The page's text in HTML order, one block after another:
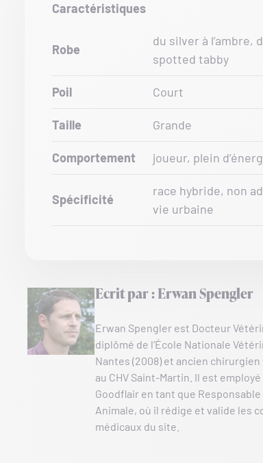
Caractéristiques
Robe
du silver à l’ambre,
spotted tabby
Poil Court
Taille Grande
Comportement joueur, plein
Spécificité
race hybride, non
vie urbaine
Ecrit par : Erwan Spengler
Erwan Spengler est Docteur
diplômé de l’École Nationale
Nantes (2008) et ancien
au CHV Saint-Martin. Il est employé
Goodflair en tant que Responsable
Animale, où il rédige et valide les
médicaux du site.